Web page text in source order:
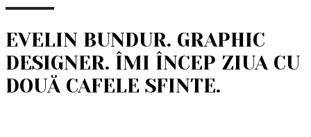
EVELIN BUNDUR. GRAPHIC
DESIGNER. ÎMI ÎNCEP ZIUA CU
DOUĂ CAFELE SFINTE.